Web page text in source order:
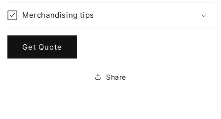
Merchandising tips
Get Quote
Share